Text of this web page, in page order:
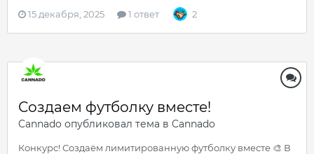
15 декабря, 2025 1 ответ 2
Создаем футболку вместе!
Cannado опубликовал тема в Cannado
Конкурс! Создаём лимитированную футболку вместе 🎨 В